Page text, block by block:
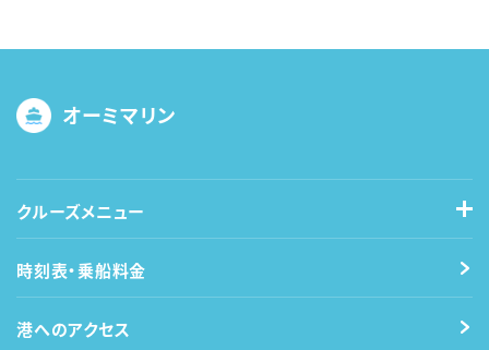
オーミマリン
クルーズメニュー
時刻表・乗船料金
港へのアクセス